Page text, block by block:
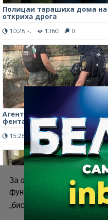
За осигуряване на
функциониране на
„бисквитки“.
Повече
Полицаи тарашиха дома
откриха дрога
10:28 ч. 1360 0
Агенти под прикритие са
фентанил във "Факултета"
15:26 ч. 351